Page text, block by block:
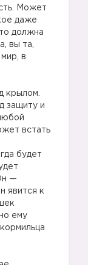
Может
даже
должна
вы та,
в
крылом.
защиту и
встать
будет
—
явится к
ему